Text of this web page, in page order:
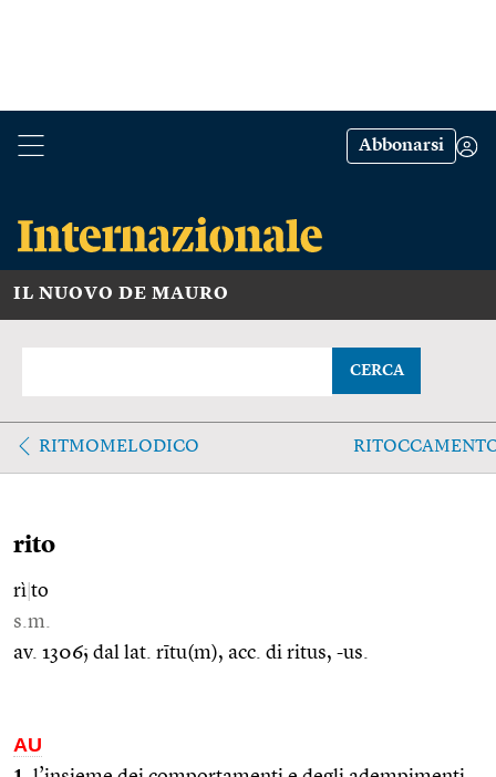
Abbonarsi
IL NUOVO DE MAURO
CERCA
RITMOMELODICO
rito
rì to
s.m.
av. 1306; dal lat. rītu(m), acc. di ritus, -us.
AU